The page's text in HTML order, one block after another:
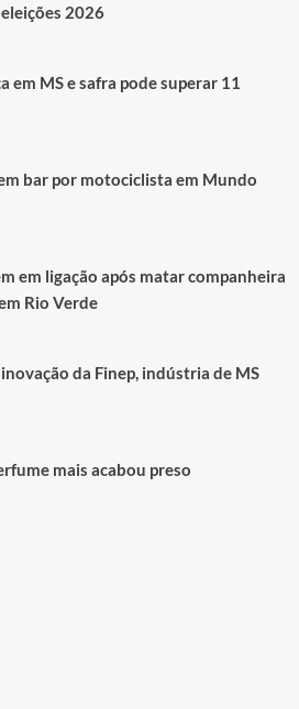
2026
em MS e safra pode superar 11
bar por motociclista em Mundo
em ligação após matar companheira
Rio Verde
da Finep, indústria de MS
mais acabou preso